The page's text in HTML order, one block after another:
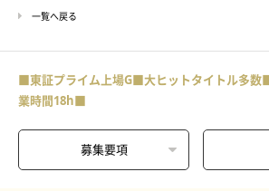
一覧へ戻る
■東証プライム上場G■大ヒットタイトル多
業時間18h■
募集要項